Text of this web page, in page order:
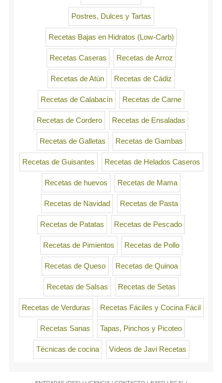
Postres, Dulces y Tartas
Recetas Bajas en Hidratos (Low-Carb)
Recetas Caseras Recetas de Arroz
Recetas de Atún Recetas de Cádiz
Recetas de Calabacín Recetas de Carne
Recetas de Cordero Recetas de Ensaladas
Recetas de Galletas Recetas de Gambas
Recetas de Guisantes Recetas de Helados Caseros
Recetas de huevos Recetas de Mama
Recetas de Navidad Recetas de Pasta
Recetas de Patatas Recetas de Pescado
Recetas de Pimientos Recetas de Pollo
Recetas de Queso Recetas de Quinoa
Recetas de Salsas Recetas de Setas
Recetas de Verduras Recetas Fáciles y Cocina Fácil
Recetas Sanas Tapas, Pinchos y Picoteo
Técnicas de cocina Vídeos de Javi Recetas